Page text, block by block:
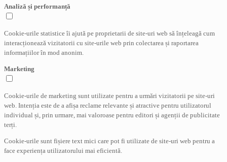
Analiză și performanță
Cookie-urile statistice îi ajută pe proprietarii de site-uri web să înțeleagă cum
interacționează vizitatorii cu site-urile web prin colectarea și raportarea
informațiilor în mod anonim.
Marketing
Cookie-urile de marketing sunt utilizate pentru a urmări vizitatorii pe site-uri
web. Intenția este de a afișa reclame relevante și atractive pentru utilizatorul
individual și, prin urmare, mai valoroase pentru editori și agenții de publicitate
terți.
Cookie-urile sunt fișiere text mici care pot fi utilizate de site-uri web pentru a
face experiența utilizatorului mai eficientă.